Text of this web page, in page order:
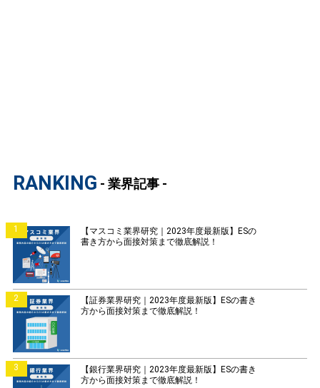
RANKING - 業界記事 -
1
【マスコミ業界研究｜2023年度最新版】ESの
書き方から面接対策まで徹底解説！
2
【証券業界研究｜2023年度最新版】ESの書き
方から面接対策まで徹底解説！
3
【銀行業界研究｜2023年度最新版】ESの書き
方から面接対策まで徹底解説！